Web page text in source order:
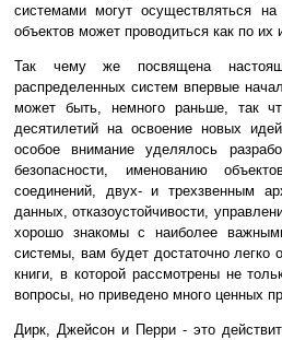
системами могут осуществляться на
объектов может проводиться как по
Так чему же посвящена
распределенных систем впервые
может быть, немного раньше, так
десятилетий на освоение новых
особое внимание уделялось
безопасности, именованию
соединений, двух- и трехзвенным
данных, отказоустойчивости,
хорошо знакомы с наиболее
системы, вам будет достаточно легко
книги, в которой рассмотрены не
вопросы, но приведено много ценных
Дирк, Джейсон и Перри - это